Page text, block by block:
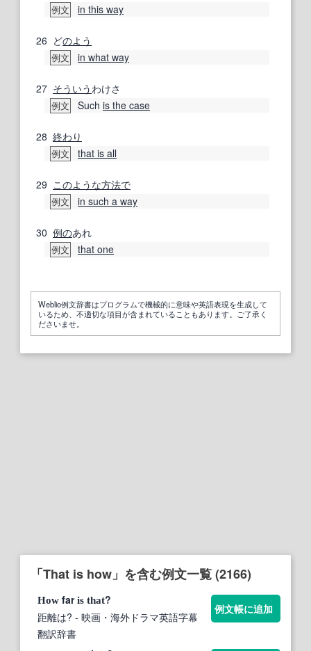
例文 in this way
26 どのよう
例文 in what way
27 そういう わけさ
例文 Such is the case
28 終わり
例文 that is all
29 このような方法で
例文 in such a way
30 例のあれ
例文 that one
Weblio例文辞書はプログラムで機械的に意味や英語表現を生成して
いるため、不適切な項目が含まれていることもあります。ご了承く
ださいませ。
「That is how」を含む例文一覧 (2166)
How faris that?
距離は? - 映画・海外ドラマ英語字幕
翻訳辞書
例文帳に追加